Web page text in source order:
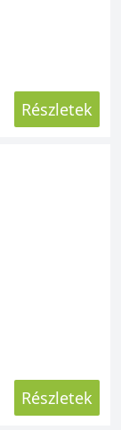
Részletek
Részletek